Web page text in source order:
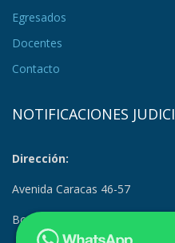
Egresados
Docentes
Contacto
NOTIFICACIONES
Dirección:
Avenida Caracas 46-57
Bogotá, Colombia